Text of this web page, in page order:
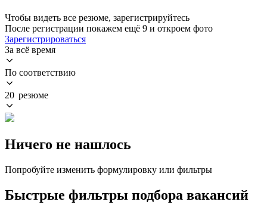
Чтобы видеть все резюме, зарегистрируйтесь
После регистрации покажем ещё 9 и откроем фото
Зарегистрироваться
За всё время
По соответствию
20 резюме
Ничего не нашлось
Попробуйте изменить формулировку или фильтры
Быстрые фильтры подбора вакансий